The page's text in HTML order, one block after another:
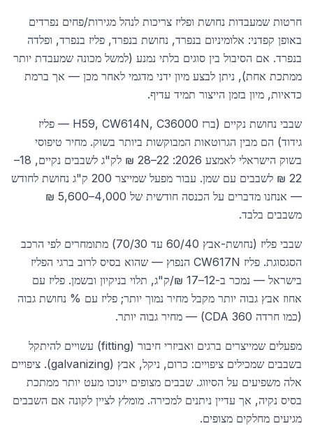
חרטות שמעבדות נחושת ופליז צריכות לנהל מגירות/פחים נפרדים
באופן קפדני: אלומיניום בנפרד, נחושת בנפרד, פליז בנפרד, ופלדה
בנפרד. אם הסיבול בין סוגים בלתי נמנע (למשל מכונה שמעבדת יותר
ממתכת אחת), ניתן לבצע מיון ידני מדגמי לאחר מכן — אך ברמת
כדאיות, מיון בזמן הייצור תמיד עדיף.
שבבי נחושת נקיים (ברז H59, CW614N, C36000 — פליז
גידוד) הם מבין הגרוטאות המבוקשות ביותר בשוק. מחיר טיפוסי
בשוק הישראלי לאמצע 2026: 22–28 ₪ לק"ג לשבבים נקיים, 18–
22 ₪ לשבבים עם שמן. עבור מפעל שמייצר 200 ק"ג נחושת לחודש
— אנחנו מדברים על הכנסה חודשית של 4,000–5,600 ₪
משבבים בלבד.
שבבי פליז (נחושת-אבץ 60/40 עד 70/30) מתומחרים לפי הרכב
הסגסוגת. פליז CW617N הנפוץ — שהוא בסיס לרוב ברגי הפליז
בישראל — נמכר ב-12–17 ₪/ק"ג, תלוי בניקיון ובשמן. פליז עם
אחוז אבץ גבוה יותר מקבל מחיר נמוך יותר; פליז עם % נחושת גבוה
(כמו חרדה CDA 360) — מחיר גבוה יותר.
מפעלים שמייצרים ברגים ואביזרי חיבור (fitting) עשויים להיתקל
בשבבים שמכילים ציפויים: כרום, ניקל, אבץ (galvanizing). ציפויים
אלה משפיעים על הסיווג. שבבים מצופים יינוכו מעט יותר ממתכת
בסיס נקיה, אך עדיין ניתנים למכירה. מומלץ לציין לקונה אם השבבים
מגיעים מחלקים מצופים.